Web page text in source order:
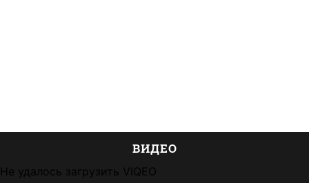
ВИДЕО
Не удалось загрузить VIQEO